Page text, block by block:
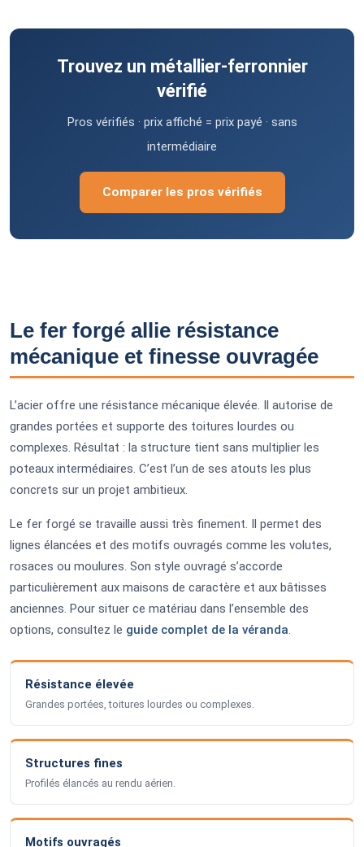
Trouvez un métallier-ferronnier
vérifié
Pros vérifiés · prix affiché = prix payé · sans
intermédiaire
Comparer les pros vérifiés
Le fer forgé allie résistance
mécanique et finesse ouvragée
L’acier offre une résistance mécanique élevée. Il autorise de
grandes portées et supporte des toitures lourdes ou
complexes. Résultat : la structure tient sans multiplier les
poteaux intermédiaires. C’est l’un de ses atouts les plus
concrets sur un projet ambitieux.
Le fer forgé se travaille aussi très finement. Il permet des
lignes élancées et des motifs ouvragés comme les volutes,
rosaces ou moulures. Son style ouvragé s’accorde
particulièrement aux maisons de caractère et aux bâtisses
anciennes. Pour situer ce matériau dans l’ensemble des
options, consultez le guide complet de la véranda
Résistance élevée
Grandes portées, toitures lourdes ou complexes.
Structures fines
Profilés élancés au rendu aérien.
Motifs ouvragés